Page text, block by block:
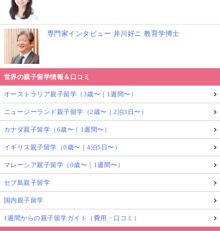
専門家インタビュー 井川好ニ 教育学博士
世界の親子留学情報＆口コミ
オーストラリア親子留学（3歳〜｜1週間〜）
ニュージーランド親子留学（2歳〜｜2泊3日〜）
カナダ親子留学（6歳〜｜1週間〜）
イギリス親子留学（0歳〜｜4泊5日〜）
マレーシア親子留学（0歳〜｜1週間〜）
セブ島親子留学
国内親子留学
1週間からの親子留学ガイド（費用・口コミ）